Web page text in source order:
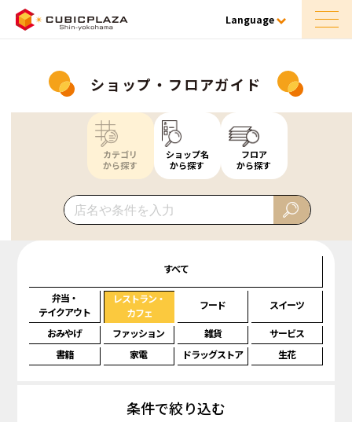
Language
ショップ・フロアガイド
カテゴリ
から探す
ショップ名
から探す
フロア
から探す
すべて
弁当・
テイクアウト
レストラン・
カフェ
フード スイーツ
おみやげ ファッション 雑貨
サービス
書籍
家電 ドラッグストア 生花
条件で絞り込む